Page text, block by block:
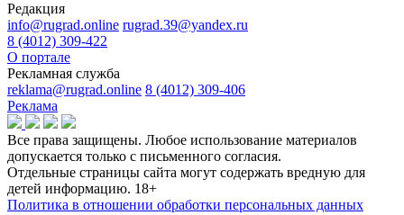
Редакция
info@rugrad.online rugrad.39@yandex.ru
8 (4012) 309-422
О портале
Рекламная служба
reklama@rugrad.online 8 (4012) 309-406
Реклама
Все права защищены. Любое использование материалов
допускается только с письменного согласия.
Отдельные страницы сайта могут содержать вредную для
детей информацию. 18+
Политика в отношении обработки персональных данных